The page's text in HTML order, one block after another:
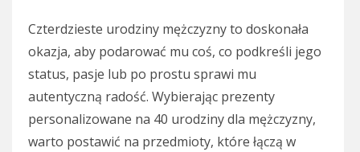
Czterdzieste urodziny mężczyzny to doskonała
okazja, aby podarować mu coś, co podkreśli jego
status, pasje lub po prostu sprawi mu
autentyczną radość. Wybierając prezenty
personalizowane na 40 urodziny dla mężczyzny,
warto postawić na przedmioty, które łączą w